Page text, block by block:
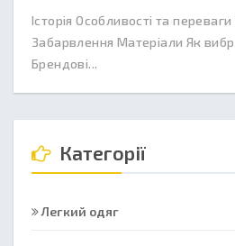
Історія Особливості та
Забарвлення Матеріали Як
Брендові...
Категорії
Легкий одяг